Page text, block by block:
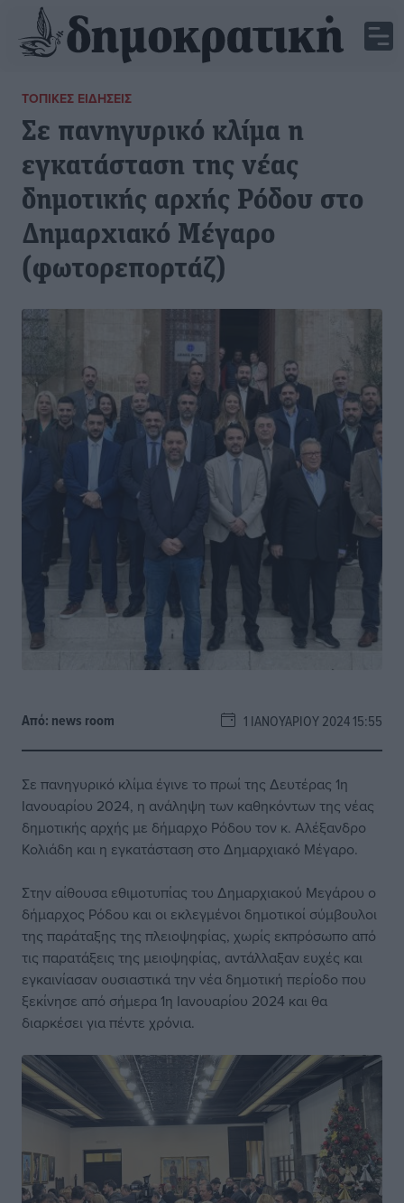
ΤΟΠΙΚΈΣ ΕΙΔΉΣΕΙΣ
Σε πανηγυρικό κλίμα η
εγκατάσταση της νέας
δημοτικής αρχής Ρόδου στο
Δημαρχιακό Μέγαρο
(φωτορεπορτάζ)
Από: news room 1 ΙΑΝΟΥΑΡΊΟΥ 2024 15:55
Σε πανηγυρικό κλίμα έγινε το πρωί της Δευτέρας 1η
Ιανουαρίου 2024, η ανάληψη των καθηκόντων της νέας
δημοτικής αρχής με δήμαρχο Ρόδου τον κ. Αλέξανδρο
Κολιάδη και η εγκατάσταση στο Δημαρχιακό Μέγαρο.
Στην αίθουσα εθιμοτυπίας του Δημαρχιακού Μεγάρου ο
δήμαρχος Ρόδου και οι εκλεγμένοι δημοτικοί σύμβουλοι
της παράταξης της πλειοψηφίας, χωρίς εκπρόσωπο από
τις παρατάξεις της μειοψηφίας, αντάλλαξαν ευχές και
εγκαινίασαν ουσιαστικά την νέα δημοτική περίοδο που
ξεκίνησε από σήμερα 1η Ιανουαρίου 2024 και θα
διαρκέσει για πέντε χρόνια.